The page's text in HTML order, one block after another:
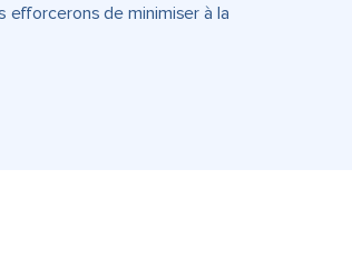
efforcerons de minimiser à la